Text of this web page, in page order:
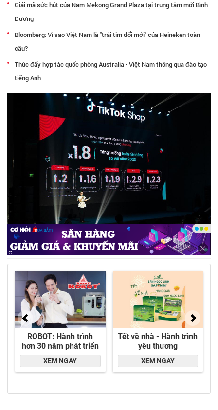
Giải mã sức hút của Nam Mekong Grand Plaza tại trung tâm mới Bình
Dương
Bloomberg: Vì sao Việt Nam là "trái tim đổi mới" của Heineken toàn
cầu?
Thúc đẩy hợp tác quốc phòng Australia - Việt Nam thông qua đào tạo
tiếng Anh
Nội dung số có ảnh hưởng lớn đến quyết định mua
hàng - Ảnh: DNCC